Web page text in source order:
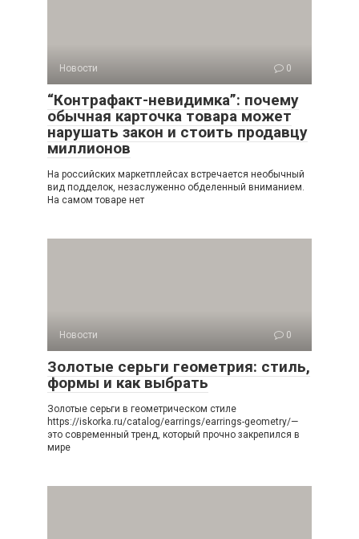
Новости 0
“Контрафакт-невидимка”: почему
обычная карточка товара может
нарушать закон и стоить продавцу
миллионов
На российских маркетплейсах встречается необычный
вид подделок, незаслуженно обделенный вниманием.
На самом товаре нет
Новости 0
Золотые серьги геометрия: стиль,
формы и как выбрать
Золотые серьги в геометрическом стиле
https://iskorka.ru/catalog/earrings/earrings-geometry/—
это современный тренд, который прочно закрепился в
мире